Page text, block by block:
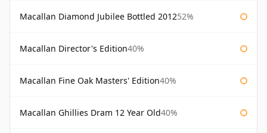
Macallan Diamond Jubilee Bottled 201252%
Macallan Director's Edition40%
Macallan Fine Oak Masters' Edition40%
Macallan Ghillies Dram 12 Year Old40%